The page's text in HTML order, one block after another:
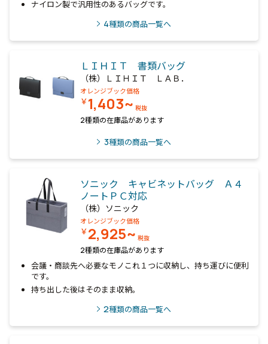
ナイロン製で汎用性のあるバッグです。
4種類の商品一覧へ
ＬＩＨＩＴ 書類バッグ
（株）ＬＩＨＩＴ ＬＡＢ．
オレンジブック価格
￥1,403~ 税抜
2種類の在庫品があります
3種類の商品一覧へ
ソニック キャビネットバッグ Ａ４
ノートＰＣ対応
（株）ソニック
オレンジブック価格
￥2,925~ 税抜
2種類の在庫品があります
会議・商談先へ必要なモノこれ１つに収納し、持ち運びに便利
です。
持ち出した後はそのまま収納。
2種類の商品一覧へ